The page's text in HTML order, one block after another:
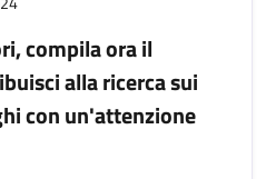
compila ora il
alla ricerca sui
con un'attenzione